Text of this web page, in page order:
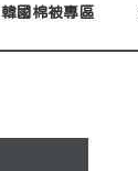
韓國棉被專區